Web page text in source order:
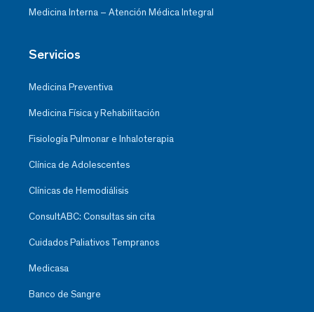
Medicina Interna – Atención Médica Integral
Servicios
Medicina Preventiva
Medicina Física y Rehabilitación
Fisiología Pulmonar e Inhaloterapia
Clínica de Adolescentes
Clínicas de Hemodiálisis
ConsultABC: Consultas sin cita
Cuidados Paliativos Tempranos
Medicasa
Banco de Sangre